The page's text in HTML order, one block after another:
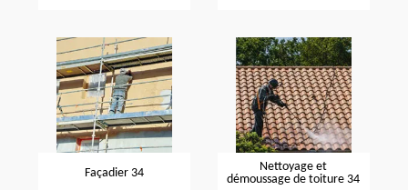
Façadier 34
Nettoyage et
démoussage de toiture 34